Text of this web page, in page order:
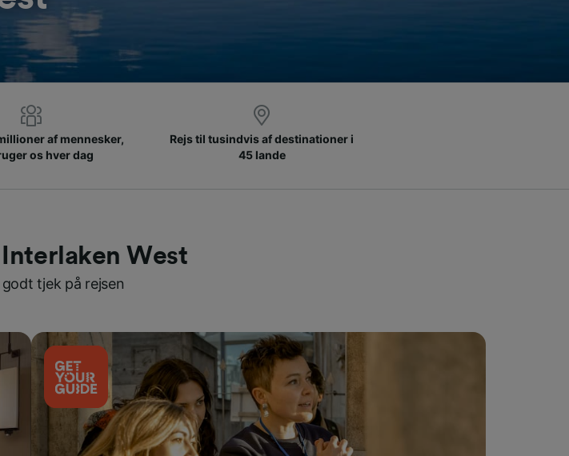
af mennesker,
os hver dag
Rejs til tusindvis af destinationer i
45 lande
West
tjek på rejsen